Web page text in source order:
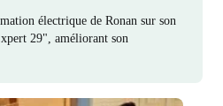
électrique de Ronan sur son
29", améliorant son